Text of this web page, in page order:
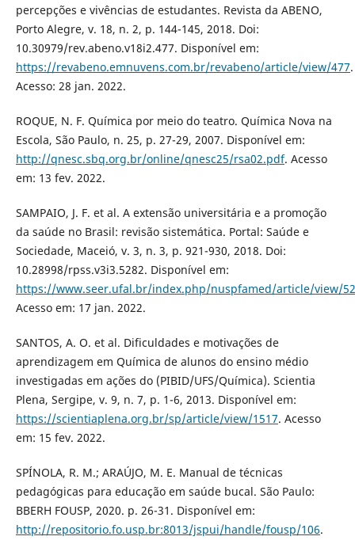
percepções e vivências de estudantes. Revista da ABENO,
Porto Alegre, v. 18, n. 2, p. 144-145, 2018. Doi:
10.30979/rev.abeno.v18i2.477. Disponível em:
https://revabeno.emnuvens.com.br/revabeno/article/view/477.
Acesso: 28 jan. 2022.
ROQUE, N. F. Química por meio do teatro. Química Nova na
Escola, São Paulo, n. 25, p. 27-29, 2007. Disponível em:
http://qnesc.sbq.org.br/online/qnesc25/rsa02.pdf. Acesso
em: 13 fev. 2022.
SAMPAIO, J. F. et al. A extensão universitária e a promoção
da saúde no Brasil: revisão sistemática. Portal: Saúde e
Sociedade, Maceió, v. 3, n. 3, p. 921-930, 2018. Doi:
10.28998/rpss.v3i3.5282. Disponível em:
https://www.seer.ufal.br/index.php/nuspfamed/article/view/
Acesso em: 17 jan. 2022.
SANTOS, A. O. et al. Dificuldades e motivações de
aprendizagem em Química de alunos do ensino médio
investigadas em ações do (PIBID/UFS/Química). Scientia
Plena, Sergipe, v. 9, n. 7, p. 1-6, 2013. Disponível em:
https://scientiaplena.org.br/sp/article/view/1517. Acesso
em: 15 fev. 2022.
SPÍNOLA, R. M.; ARAÚJO, M. E. Manual de técnicas
pedagógicas para educação em saúde bucal. São Paulo:
BBERH FOUSP, 2020. p. 26-31. Disponível em:
http://repositorio.fo.usp.br:8013/jspui/handle/fousp/106.